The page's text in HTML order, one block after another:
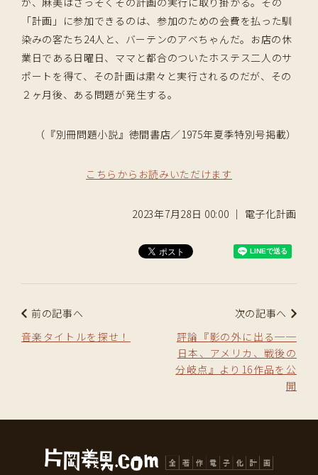
「計画」に参加できるのは、参加のための会費を払った馴
染みの客たち24人と、バーテンのアベちゃんだ。お店の休
業日である日曜日、ママと都合のついたホステス二人のサ
ポートを得て、その計画は粛々と実行されるのだが、その
２ヶ月後、ある問題が発生する。
（『別冊問題小説』徳間書店／1975年夏季特別号掲載）
こちらからお読みいただけます
2023年7月28日 00:00 ｜ 電子化計画
前の記事へ
音楽タイトルを探せ！
次の記事へ
評論『影の外に出る──
日本、アメリカ、戦後の
分岐点』より16作品を公
開